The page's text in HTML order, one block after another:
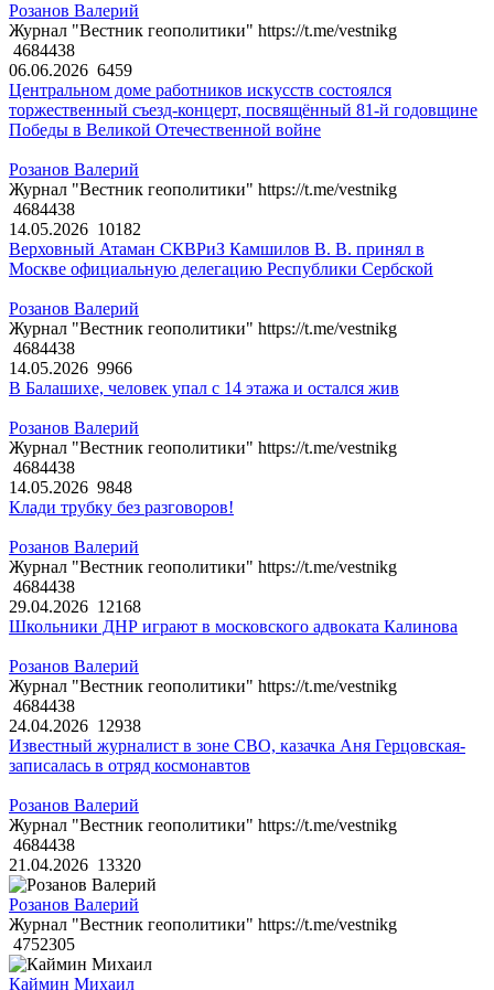
Розанов Валерий
Журнал "Вестник геополитики" https://t.me/vestnikg
4684438
06.06.2026 6459
Центральном доме работников искусств состоялся
торжественный съезд-концерт, посвящённый 81-й годовщине
Победы в Великой Отечественной войне
Розанов Валерий
Журнал "Вестник геополитики" https://t.me/vestnikg
4684438
14.05.2026 10182
Верховный Атаман СКВРиЗ Камшилов В. В. принял в
Москве официальную делегацию Республики Сербской
Розанов Валерий
Журнал "Вестник геополитики" https://t.me/vestnikg
4684438
14.05.2026 9966
В Балашихе, человек упал с 14 этажа и остался жив
Розанов Валерий
Журнал "Вестник геополитики" https://t.me/vestnikg
4684438
14.05.2026 9848
Клади трубку без разговоров!
Розанов Валерий
Журнал "Вестник геополитики" https://t.me/vestnikg
4684438
29.04.2026 12168
Школьники ДНР играют в московского адвоката Калинова
Розанов Валерий
Журнал "Вестник геополитики" https://t.me/vestnikg
4684438
24.04.2026 12938
Известный журналист в зоне СВО, казачка Аня Герцовская-
записалась в отряд космонавтов
Розанов Валерий
Журнал "Вестник геополитики" https://t.me/vestnikg
4684438
21.04.2026 13320
Розанов Валерий
Журнал "Вестник геополитики" https://t.me/vestnikg
4752305
Каймин Михаил